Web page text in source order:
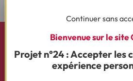
Découvrez nos actualités
enquêtes sur X
Continuer sans
Bienvenue sur le
Projet n°24 : Accepter les
expérience